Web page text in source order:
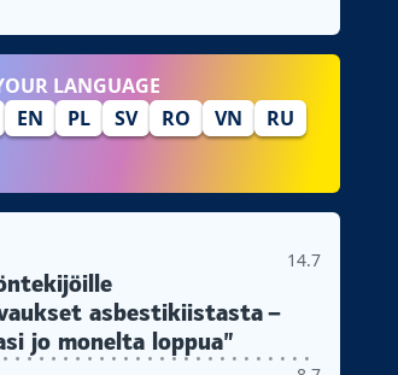
LANGUAGE
EN PL SV RO VN
RU
14.7
asbestikiistasta –
jo monelta loppua”